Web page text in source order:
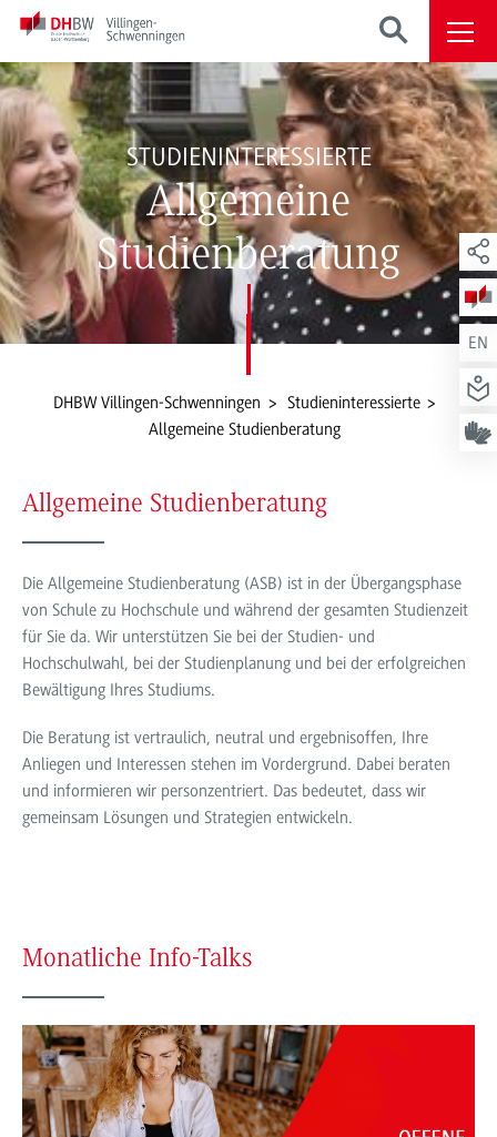
STUDIENINTERESSIERTE
Allgemeine
Studienberatung
EN
DHBW Villingen-Schwenningen
Studieninteressierte
Allgemeine Studienberatung
Allgemeine Studienberatung
Die Allgemeine Studienberatung (ASB) ist in der Übergangsphase
von Schule zu Hochschule und während der gesamten Studienzeit
für Sie da. Wir unterstützen Sie bei der Studien- und
Hochschulwahl, bei der Studienplanung und bei der erfolgreichen
Bewältigung Ihres Studiums.
Die Beratung ist vertraulich, neutral und ergebnisoffen, Ihre
Anliegen und Interessen stehen im Vordergrund. Dabei beraten
und informieren wir personzentriert. Das bedeutet, dass wir
gemeinsam Lösungen und Strategien entwickeln.
Monatliche Info-Talks